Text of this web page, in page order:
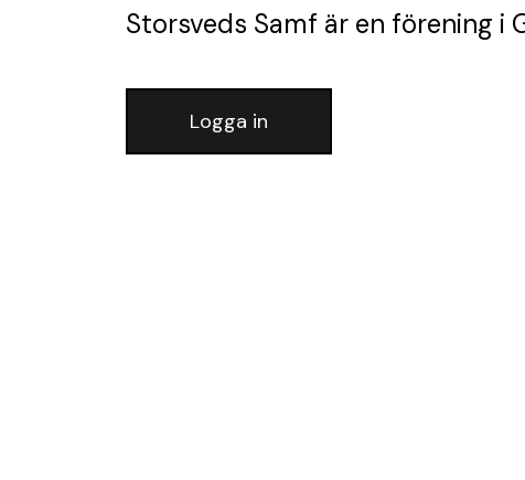
Storsveds Samf är en förening i
Logga in